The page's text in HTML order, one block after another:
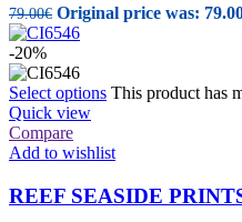
79.00€ Original price was:
-20%
Select options This product has
Quick view
Compare
Add to wishlist
REEF SEASIDE